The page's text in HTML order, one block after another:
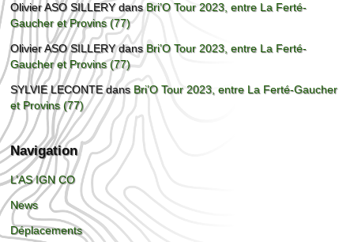
Olivier ASO SILLERYdansBri’O Tour 2023, entre La Ferté-
Gaucher et Provins (77)
Olivier ASO SILLERYdansBri’O Tour 2023, entre La Ferté-
Gaucher et Provins (77)
SYLVIE LECONTEdans Bri’O Tour 2023, entre La Ferté-Gaucher
et Provins (77)
Navigation
L’AS IGN CO
News
Déplacements